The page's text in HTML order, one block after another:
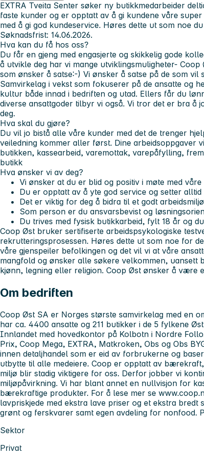
EXTRA Tveita Senter søker ny butikkmedarbeider
faste kunder og er opptatt av å gi kundene våre
med å gi god kundeservice. Høres dette ut som noe
Søknadsfrist: 14.06.2026.
Hva kan du få hos oss?
Du får en gjeng med engasjerte og skikkelig gode
å utvikle deg har vi mange utviklingsmuligheter-
som ønsker å satse:-) Vi ønsker å satse på de som vil
Samvirkelag i vekst som fokuserer på de ansatte og
kultur både innad i bedriften og utad. Ellers får du
diverse ansattgoder tilbyr vi også. Vi tror det er bra å
deg.
Hva skal du gjøre?
Du vil jo bistå alle våre kunder med det de trenger
veiledning kommer aller først. Dine arbeidsoppgaver
butikken, kassearbeid, varemottak, varepåfylling,
butikk
Hva ønsker vi av deg?
Vi ønsker at du er blid og positiv i møte med våre
Du er opptatt av å yte god service og setter alltid
Det er viktig for deg å bidra til et godt
Som person er du ansvarsbevist og
Du trives med fysisk butikkarbeid, fylt 18 år og
Coop Øst bruker sertifiserte arbeidspsykologiske
rekrutteringsprosessen. Høres dette ut som noe for
våre gjenspeiler befolkingen og det vil vi at våre
mangfold og ønsker alle søkere velkommen, uansett
kjønn, legning eller religion. Coop Øst ønsker å være
Om bedriften
Coop Øst SA er Norges største samvirkelag med en
har ca. 4400 ansatte og 211 butikker i de 5 fylkene
Innlandet med hovedkontor på Kolbotn i Nordre
Prix, Coop Mega, EXTRA, Matkroken, Obs og Obs
innen detaljhandel som er eid av forbrukerne og
utbytte til alle medeiere. Coop er opptatt av
miljø blir stadig viktigere for oss. Derfor jobber vi
miljøpåvirkning. Vi har blant annet en nullvisjon for
bærekraftige produkter. For å lese mer se
lavpriskjede med ekstra lave priser og et ekstra
grønt og ferskvarer samt egen avdeling for nonfood.
Sektor
Privat